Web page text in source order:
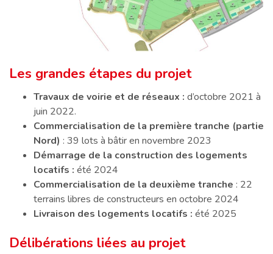
Les grandes étapes du projet
Travaux de voirie et de réseaux : d’octobre 2021 à
juin 2022.
Commercialisation de la première tranche (partie
Nord) : 39 lots à bâtir en novembre 2023
Démarrage de la construction des logements
locatifs : été 2024
Commercialisation de la deuxième tranche : 22
terrains libres de constructeurs en octobre 2024
Livraison des logements locatifs : été 2025
Délibérations liées au projet